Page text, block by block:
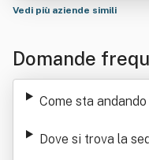
Vedi più aziende simili
Domande
l
Come sta
Dove si trova la